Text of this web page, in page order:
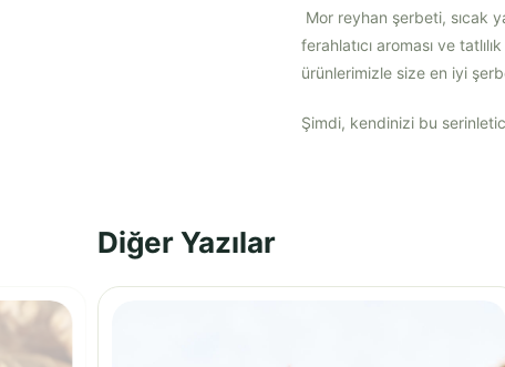
Mor reyhan şerbeti, sıcak
ferahlatıcı aroması ve
ürünlerimizle size en iyi
Şimdi, kendinizi bu
Diğer Yazılar